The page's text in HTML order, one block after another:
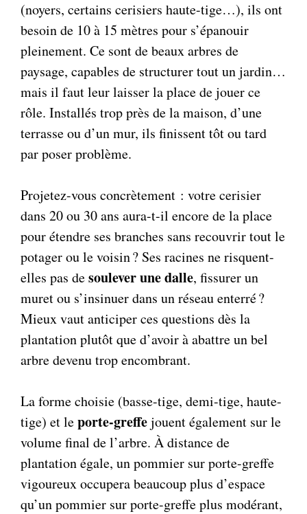
(noyers, certains cerisiers haute-tige…), ils ont
besoin de 10 à 15 mètres pour s’épanouir
pleinement. Ce sont de beaux arbres de
paysage, capables de structurer tout un jardin…
mais il faut leur laisser la place de jouer ce
rôle. Installés trop près de la maison, d’une
terrasse ou d’un mur, ils finissent tôt ou tard
par poser problème.
Projetez-vous concrètement : votre cerisier
dans 20 ou 30 ans aura-t-il encore de la place
pour étendre ses branches sans recouvrir tout le
potager ou le voisin ? Ses racines ne risquent-
elles pas desoulever une dalle, fissurer un
muret ou s’insinuer dans un réseau enterré ?
Mieux vaut anticiper ces questions dès la
plantation plutôt que d’avoir à abattre un bel
arbre devenu trop encombrant.
La forme choisie (basse-tige, demi-tige, haute-
tige) et leporte-greffejouent également sur le
volume final de l’arbre. À distance de
plantation égale, un pommier sur porte-greffe
vigoureux occupera beaucoup plus d’espace
qu’un pommier sur porte-greffe plus modérant,